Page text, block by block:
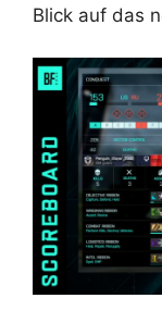
Blick auf das